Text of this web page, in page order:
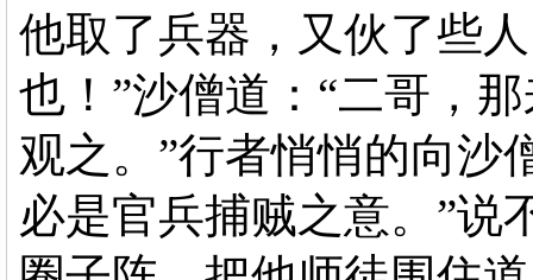
他取了兵器，又伙了些
也！”沙僧道：“二哥，
观之。”行者悄悄的向沙
必是官兵捕贼之意。”说